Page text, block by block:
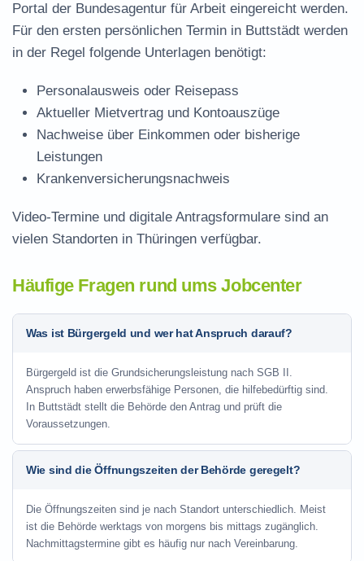
Portal der Bundesagentur für Arbeit eingereicht werden.
Für den ersten persönlichen Termin in Buttstädt werden
in der Regel folgende Unterlagen benötigt:
Personalausweis oder Reisepass
Aktueller Mietvertrag und Kontoauszüge
Nachweise über Einkommen oder bisherige
Leistungen
Krankenversicherungsnachweis
Video-Termine und digitale Antragsformulare sind an
vielen Standorten in Thüringen verfügbar.
Häufige Fragen rund ums Jobcenter
Was ist Bürgergeld und wer hat Anspruch darauf?
Bürgergeld ist die Grundsicherungsleistung nach SGB II.
Anspruch haben erwerbsfähige Personen, die hilfebedürftig sind.
In Buttstädt stellt die Behörde den Antrag und prüft die
Voraussetzungen.
Wie sind die Öffnungszeiten der Behörde geregelt?
Die Öffnungszeiten sind je nach Standort unterschiedlich. Meist
ist die Behörde werktags von morgens bis mittags zugänglich.
Nachmittagstermine gibt es häufig nur nach Vereinbarung.